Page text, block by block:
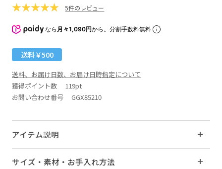
5件のレビュー
なら 月々1,090円から。分割手数料無料
送料￥500
送料、お届け日数、お届け日時指定について
獲得ポイント数
119pt
お問い合わせ番号 GGX85210
アイテム説明
サイズ・素材・お手入れ方法